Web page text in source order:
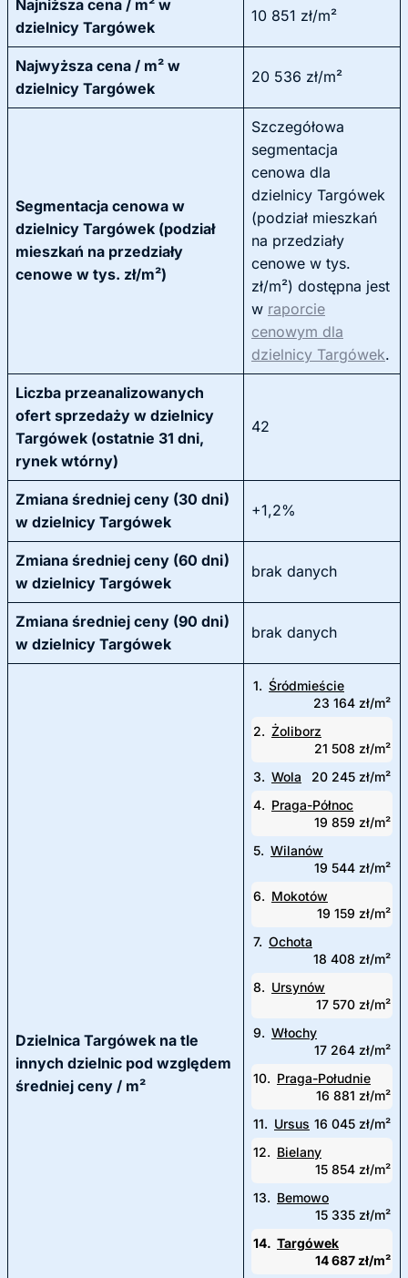
Najniższa cena / m² w
dzielnicy Targówek
10 851 zł/m²
Najwyższa cena / m² w
dzielnicy Targówek
20 536 zł/m²
Segmentacja cenowa w
dzielnicy Targówek (podział
mieszkań na przedziały
cenowe w tys. zł/m²)
Szczegółowa
segmentacja
cenowa dla
dzielnicy Targówek
(podział mieszkań
na przedziały
cenowe w tys.
zł/m²) dostępna jest
w raporcie
cenowym dla
dzielnicy Targówek.
Liczba przeanalizowanych
ofert sprzedaży w dzielnicy
Targówek (ostatnie 31 dni,
rynek wtórny)
42
Zmiana średniej ceny (30 dni)
w dzielnicy Targówek
+1,2%
Zmiana średniej ceny (60 dni)
w dzielnicy Targówek
brak danych
Zmiana średniej ceny (90 dni)
w dzielnicy Targówek
brak danych
Dzielnica Targówek na tle
innych dzielnic pod względem
średniej ceny / m²
1. Śródmieście
23 164 zł/m²
2. Żoliborz
21 508 zł/m²
3. Wola
20 245 zł/m²
4. Praga-Północ
19 859 zł/m²
5. Wilanów
19 544 zł/m²
6. Mokotów
19 159 zł/m²
7. Ochota
18 408 zł/m²
8. Ursynów
17 570 zł/m²
9. Włochy
17 264 zł/m²
10. Praga-Południe
16 881 zł/m²
11. Ursus 16 045 zł/m²
12. Bielany
15 854 zł/m²
13. Bemowo
15 335 zł/m²
14. Targówek
14 687 zł/m²